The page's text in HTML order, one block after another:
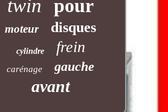
twin pour
moteur disques
cylindre frein
carénage gauche
avant